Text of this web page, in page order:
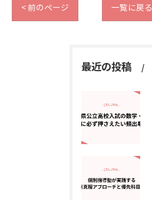
< 前のページ 一覧に戻る
最近の投稿